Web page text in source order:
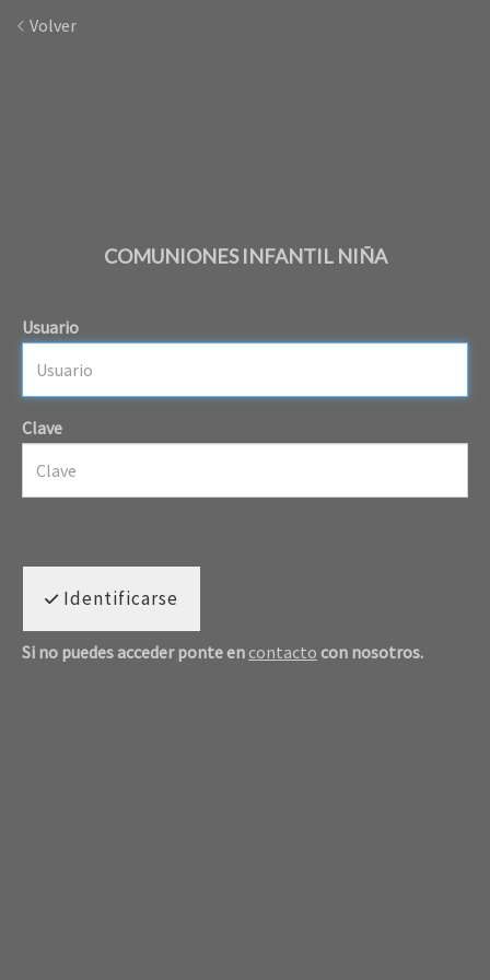
Volver
COMUNIONES INFANTIL NIÑA
Usuario
Clave
Identificarse
Si no puedes acceder ponte en contacto con nosotros.